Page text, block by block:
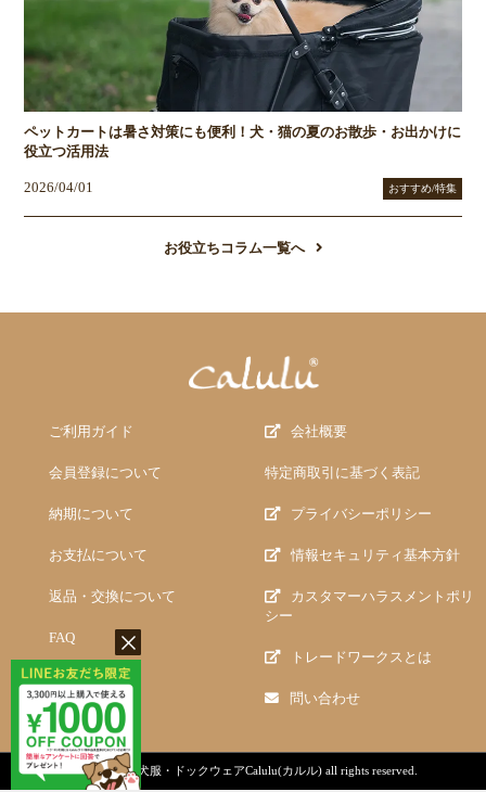
ペットカートは暑さ対策にも便利！犬・猫の夏のお散歩・お出かけに
役立つ活用法
2026/04/01 おすすめ/特集
お役立ちコラム一覧へ
ご利用ガイド
会員登録について
納期について
お支払について
返品・交換について
FAQ
会社概要
特定商取引に基づく表記
プライバシーポリシー
情報セキュリティ基本方針
カスタマーハラスメントポリ
シー
トレードワークスとは
問い合わせ
copyright (c)犬服・ドックウェアCalulu(カルル) all rights reserved.